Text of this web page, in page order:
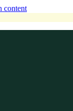
content